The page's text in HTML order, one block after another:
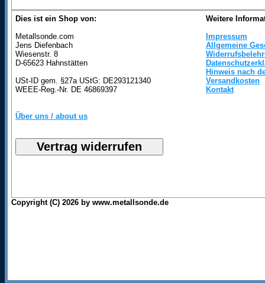
Dies ist ein Shop von:
Metallsonde.com
Jens Diefenbach
Wiesenstr. 8
D-65623 Hahnstätten
USt-ID gem. §27a UStG: DE293121340
WEEE-Reg.-Nr. DE 46869397
Über uns / about us
Weitere
Impressum
Allgemeine
Hinweis nach
Versandkosten
Kontakt
Copyright (C) 2026 by www.metallsonde.de